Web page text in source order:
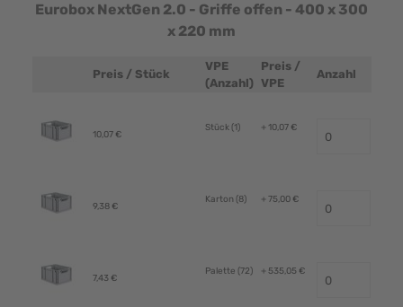
Eurobox NextGen 2.0 - Griffe offen - 400 x 300
x 220 mm
Produktbild
Preis / Stück
VPE
(Anzahl)
Preis /
VPE
Anzahl
10,07 €
Stück (1) + 10,07 €
9,38 €
Karton (8) + 75,00 €
7,43 €
Palette (72) + 535,05 €